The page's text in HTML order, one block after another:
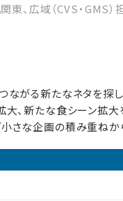
東、広域（CVS・GMS
ながる新たなネタを探
大、新たな食シーン拡大
さな企画の積み重ねか